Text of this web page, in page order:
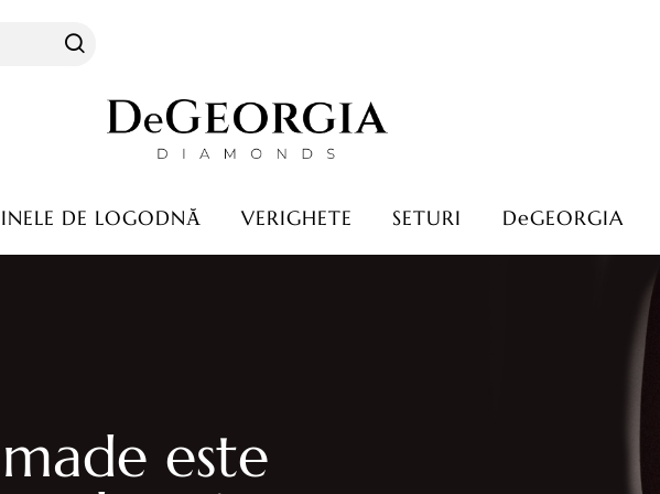
INELE DE LOGODNĂ VERIGHETE SETURI DeGEORGIA
este